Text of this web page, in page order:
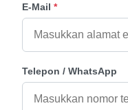
E-Mail *
Telepon / WhatsApp